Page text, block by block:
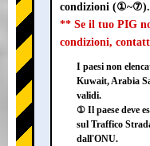
condizioni (①~⑦).
** Se il tuo PIG
condizioni,
I paesi non
Kuwait, Arabia
validi.
① Il paese deve
sul Traffico
dall'ONU.